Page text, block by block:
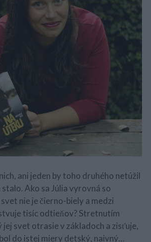
ani jeden by toho druhého netúžil
Ako sa Júlia vyrovná so
nie je čierno-biely a medzi
tisíc odtieňov? Stretnutím
jej svet otrasie v základoch a zisťuje,
do istej miery detský, naivný…